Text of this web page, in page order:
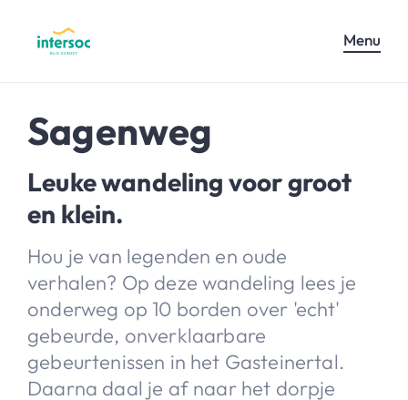
Menu
Sagenweg
Leuke wandeling voor groot
en klein.
Hou je van legenden en oude
verhalen? Op deze wandeling lees je
onderweg op 10 borden over 'echt'
gebeurde, onverklaarbare
gebeurtenissen in het Gasteinertal.
Daarna daal je af naar het dorpje